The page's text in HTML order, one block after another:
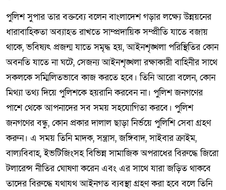
পুলিশ সুপার তার বক্তব্যে বলেন বাংলাদেশ গড়ার লক্ষ্যে উন্নয়নের
ধারাবাহিকতা অব্যাহত রাখতে সাম্প্রদায়িক সম্প্রীতি যাতে বজায়
থাকে, ভবিষ্যৎ প্রজন্ম যাতে সমৃদ্ধ হয়, আইনশৃঙ্খলা পরিস্থিতির কোন
অবনতি যাতে না ঘটে, সেজন্য আইনশৃঙ্খলা রক্ষাকারী বাহিনীর সাথে
সকলকে সম্মিলিতভাবে কাজ করতে হবে। তিনি আরো বলেন, কোন
মিথ্যা তথ্য দিয়ে পুলিশকে হয়রানি করবেন না। পুলিশ জনগণের
পাশে থেকে আপনাদের সব সময় সহযোগিতা করবে। পুলিশ
জনগণের বন্ধু, কোন প্রকার দালাল ছাড়া নির্ভয়ে পুলিশি সেবা গ্রহণ
করুন। এ সময় তিনি মাদক, সন্ত্রাস, জঙ্গিবাদ, সাইবার ক্রাইম,
বাল্যবিবাহ, ইভটিজিংসহ বিভিন্ন সামাজিক অপরাধের বিরুদ্ধে জিরো
টলারেন্স নীতির ঘোষণা করেন এবং এর সাথে যারা জড়িত থাকবে
তাদের বিরুদ্ধে যথাযথ আইনগত ব্যবস্থা গ্রহণ করা হবে বলে তিনি